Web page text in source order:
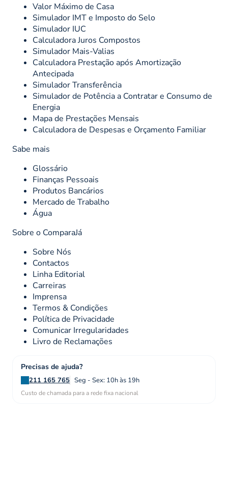
Valor Máximo de Casa
Simulador IMT e Imposto do Selo
Simulador IUC
Calculadora Juros Compostos
Simulador Mais-Valias
Calculadora Prestação após Amortização
Antecipada
Simulador Transferência
Simulador de Potência a Contratar e Consumo de
Energia
Mapa de Prestações Mensais
Calculadora de Despesas e Orçamento Familiar
Sabe mais
Glossário
Finanças Pessoais
Produtos Bancários
Mercado de Trabalho
Água
Sobre o ComparaJá
Sobre Nós
Contactos
Linha Editorial
Carreiras
Imprensa
Termos & Condições
Política de Privacidade
Comunicar Irregularidades
Livro de Reclamações
Precisas de ajuda?
211 165 765 Seg - Sex: 10h às 19h
Custo de chamada para a rede fixa nacional